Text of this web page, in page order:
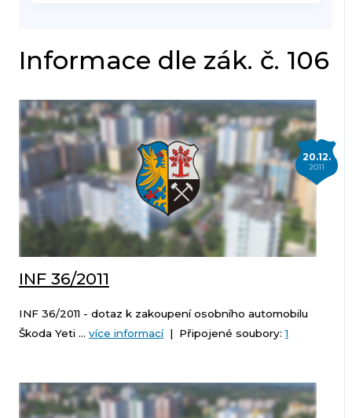
Informace dle zák. č. 106
20.12.
2011
INF 36/2011
INF 36/2011 - dotaz k zakoupení osobního automobilu
Škoda Yeti ... více informací| Připojené soubory:1